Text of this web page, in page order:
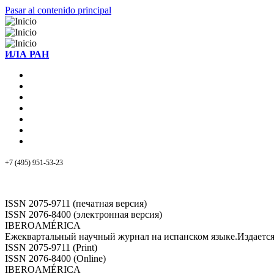
Pasar al contenido principal
ИЛА РАН
+7 (495) 951-53-23
ISSN 2075-9711 (печатная версия)
ISSN 2076-8400 (электронная версия)
IBEROAMÉRICA
Ежеквартальный научный журнал на испанском
ISSN 2075-9711 (Print)
ISSN 2076-8400 (Online)
IBEROAMÉRICA